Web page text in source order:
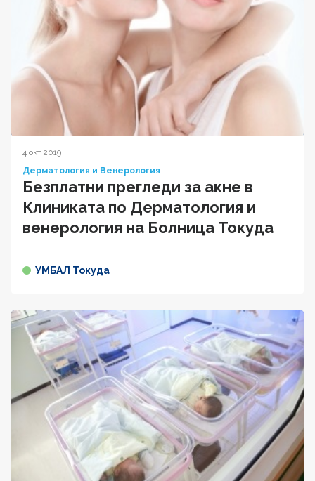
4 окт 2019
Дерматология и Венерология
Безплатни прегледи за акне в
Клиниката по Дерматология и
венерология на Болница Токуда
УМБАЛ Токуда